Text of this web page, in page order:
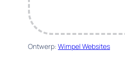
Ontwerp: Wimpel Websites